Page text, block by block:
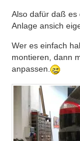
Also dafür daß es
Anlage ansich
Wer es einfach
montieren, dann
anpassen.